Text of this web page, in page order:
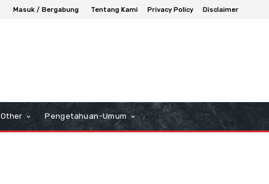
Masuk / Bergabung Tentang Kami Privacy Policy Disclaimer
Other Pengetahuan-Umum